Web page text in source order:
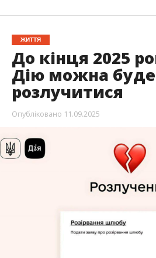
ЖИТТЯ
До кінця 2025
Дію можна буде
розлучитися
Опубліковано 11.09.2025